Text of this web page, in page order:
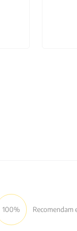
100% Recomendam